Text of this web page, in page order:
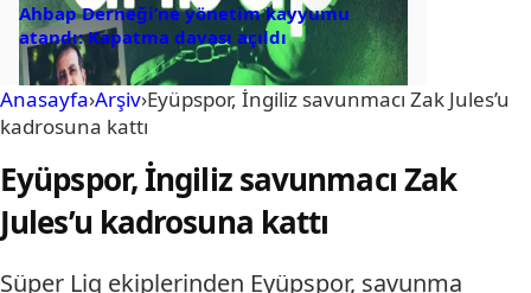
Ahbap Derneği’ne yönetim kayyumu
atandı: Kapatma davası açıldı
Anasayfa›Arşiv›Eyüpspor, İngiliz savunmacı Zak Jules’u
kadrosuna kattı
Eyüpspor, İngiliz savunmacı Zak
Jules’u kadrosuna kattı
Süper Lig ekiplerinden Eyüpspor, savunma